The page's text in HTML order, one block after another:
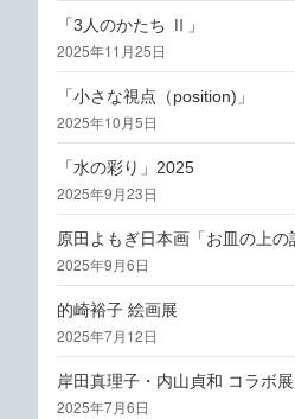
「3人のかたち Ⅱ」
2025年11月25日
「小さな視点（position)」
2025年10月5日
「水の彩り」2025
2025年9月23日
原田よもぎ日本画「お皿の上の
2025年9月6日
的崎裕子 絵画展
2025年7月12日
岸田真理子・内山貞和 コラボ展
2025年7月6日